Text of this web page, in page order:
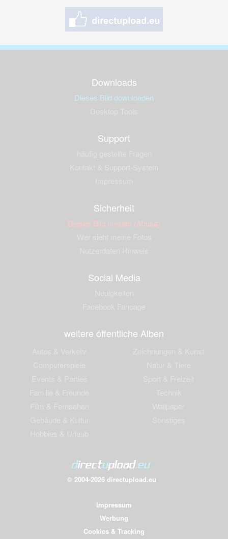
Downloads
Dieses Bild downloaden
Support
Sicherheit
Dieses Bild melden (Abuse)
Social Media
weitere öffentliche Alben
© 2004-2026 directupload.eu
Impressum
Werbung
Cookies & Tracking